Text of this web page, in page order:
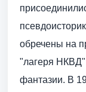
обречены на
"лагеря
фантазии. В